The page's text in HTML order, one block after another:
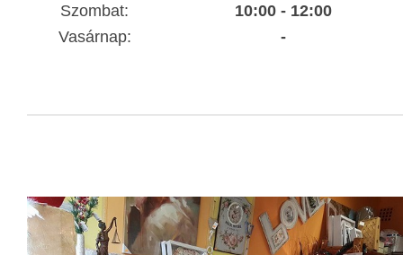
Szombat:
10:00 - 12:00
Vasárnap:
-